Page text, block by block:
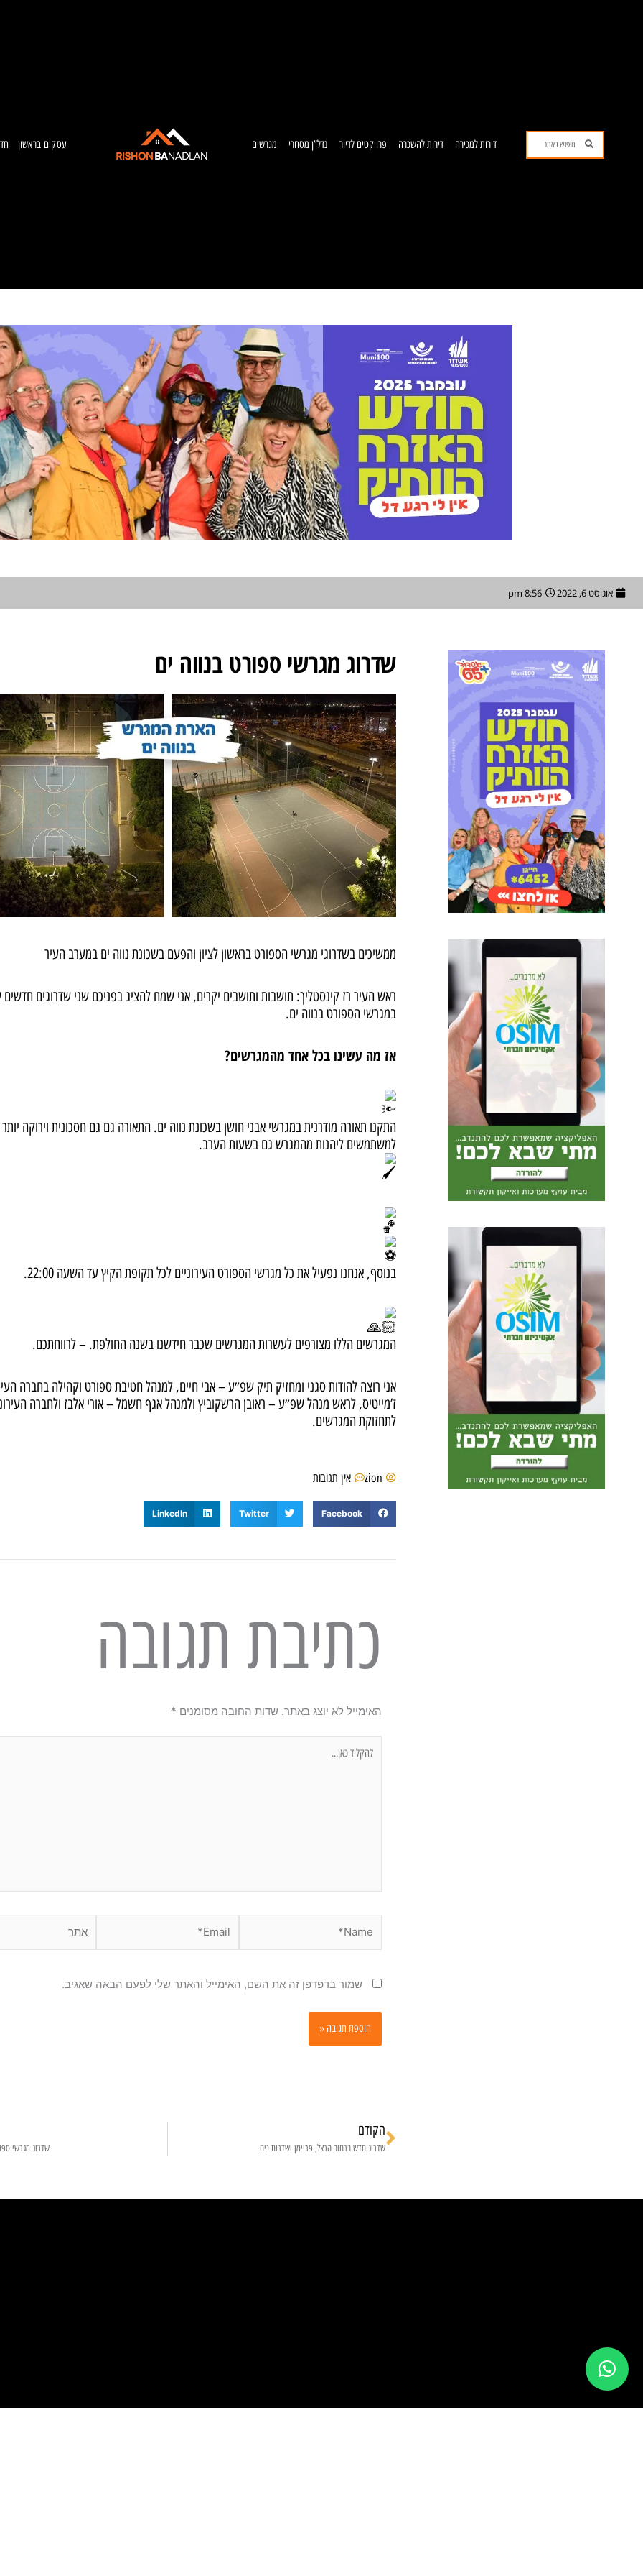
חיפושחיפוש דירות למכירה דירות להשכרה פרויקטים לדיור נדל”ן מסחרי מגרשים עסקים בראשון
אוגוסט 6, 2022 8:56 pm
שדרוג מגרשי ספורט בנווה ים
ממשיכים בשדרוגי מגרשי הספורט בראשון לציון והפעם בשכונת נווה ים במערב העיר
ראש העיר רז קינסטליך: תושבות ותושבים יקרים, אני שמח להציג בפניכם שני שדרוגים חדשים
במגרשי הספורט בנווה ים.
אז מה עשינו בכל אחד מהמגרשים?
התקנו תאורה מודרנית במגרשי אבני חושן בשכונת נווה ים. התאורה גם גם חסכונית וירוקה
למשתמשים ליהנות מהמגרש גם בשעות הערב.
בנוסף, אנחנו נפעיל את כל מגרשי הספורט העירוניים לכל תקופת הקיץ עד השעה 22:00.
המגרשים הללו מצורפים לעשרות המגרשים שכבר חידשנו בשנה החולפת. – לרווחתכם.
אני רוצה להודות סגני ומחזיק תיק שפ״ע – אבי חיים, למנהל חטיבת ספורט וקהילה בחברה
ז’מייטיס, לראש מנהל שפ״ע – ראובן הרשקוביץ ולמנהל אגף חשמל – אורי אלבז ולחברה
לתחזוקת המגרשים.
zion אין תגובות
Facebook
Twitter
LinkedIn
כתיבת תגובה
האימייל לא יוצג באתר. שדות החובה מסומנים *
כאן...
שמור בדפדפן זה את השם, האימייל והאתר שלי לפעם הבאה שאגיב.
קודם
הקודם
שדרוג חדש ברחוב הרצל, פריימן ושדרות נים שדרוג מגרשי